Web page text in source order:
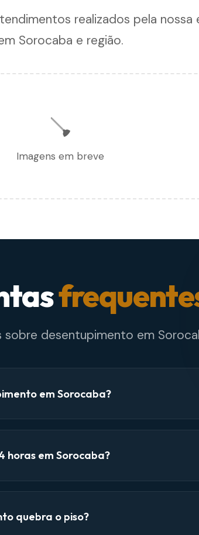
realizados pela nossa
Sorocaba e região.
🪠
Imagens em breve
sobre desentupimento em
em Sorocaba?
horas em Sorocaba?
quebra o piso?